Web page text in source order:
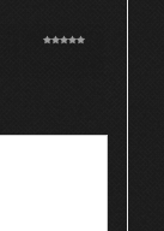
5 из 5